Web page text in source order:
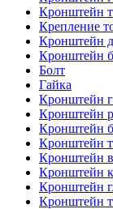
Кронштейн
Крепление
Кронштейн
Кронштейн
Болт
Гайка
Кронштейн
Кронштейн
Кронштейн
Кронштейн
Кронштейн
Кронштейн
Кронштейн
Кронштейн